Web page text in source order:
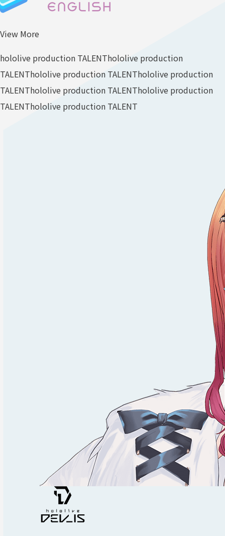
View More
hololive production TALENThololive production
TALENThololive production TALENThololive production
TALENThololive production TALENThololive production
TALENThololive production TALENT